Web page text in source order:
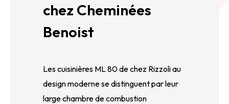
chez Cheminées
Benoist
Les cuisinières ML 80 de chez Rizzoli au
design moderne se distinguent par leur
large chambre de combustion